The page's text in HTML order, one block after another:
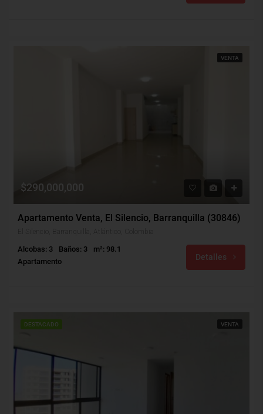
VENTA
$290,000,000
Apartamento Venta, El Silencio, Barranquilla (30846)
Alcobas: 3 Baños: 3
m²: 98.1
Apartamento
Detalles
DESTACADO VENTA